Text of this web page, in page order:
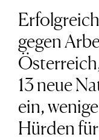
gegen
13 neue
ein,
Hürden